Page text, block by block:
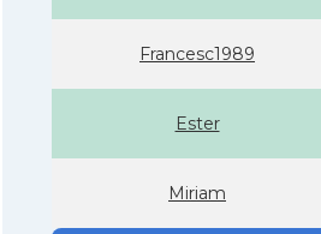
Francesc1989
Ester
Miriam